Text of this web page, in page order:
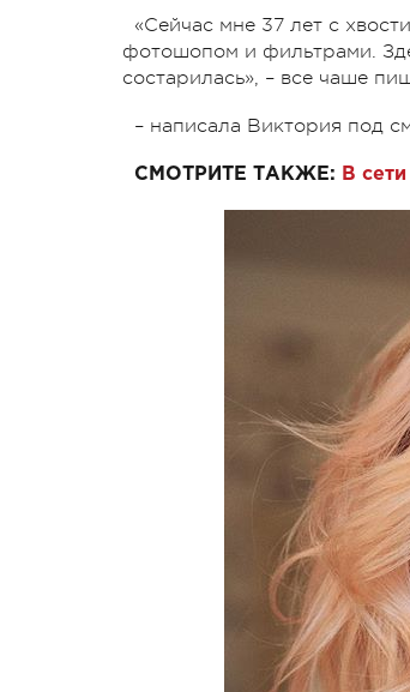
«Сейчас мне 37 лет с
фотошопом и фильтрами.
состарилась», – все чаше
– написала Виктория под
СМОТРИТЕ ТАКЖЕ: В